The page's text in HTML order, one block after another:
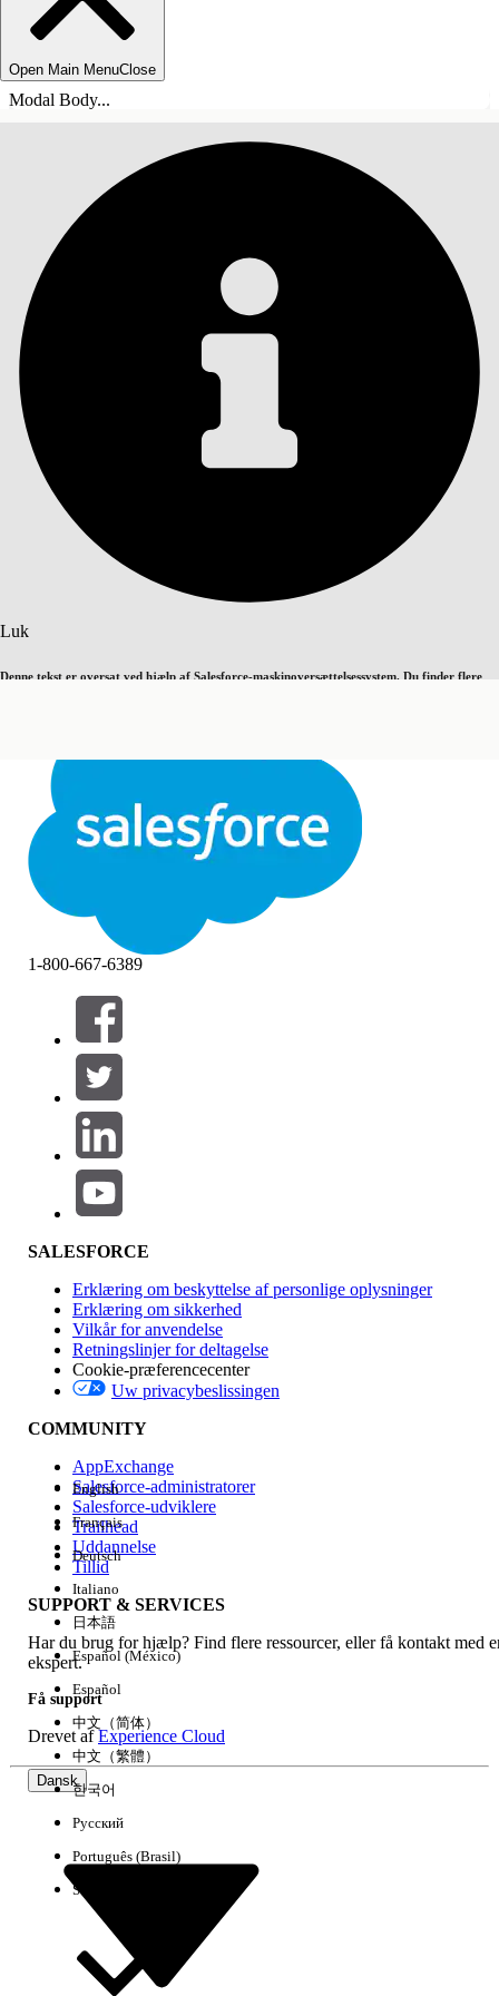
Open Main MenuClose
Modal Body...
Luk
Denne tekst er oversat ved hjælp af Salesforce-maskinoversættelsessystem. Du finder flere
Luk
INDHOLD
Filtrer efter (0)
VÆLG FILTRE
Produktområde
Funktionspåvirkning
Version
Experience
Ryd alle Udført
1-800-667-6389
SALESFORCE
Erklæring om beskyttelse af personlige oplysninger
Erklæring om sikkerhed
Vilkår for anvendelse
Retningslinjer for deltagelse
Cookie-præferencecenter
Uw privacybeslissingen
COMMUNITY
AppExchange
Salesforce-administratorer
Salesforce-udviklere
Trailhead
Uddannelse
Tillid
SUPPORT & SERVICES
Har du brug for hjælp? Find flere ressourcer, eller få kontakt med
ekspert.
Få support
Drevet afExperience Cloud
Dansk
English
Français
Deutsch
Italiano
日本語
Español (México)
Español
中文（简体）
中文（繁體）
한국어
Русский
Português (Brasil)
Suomi